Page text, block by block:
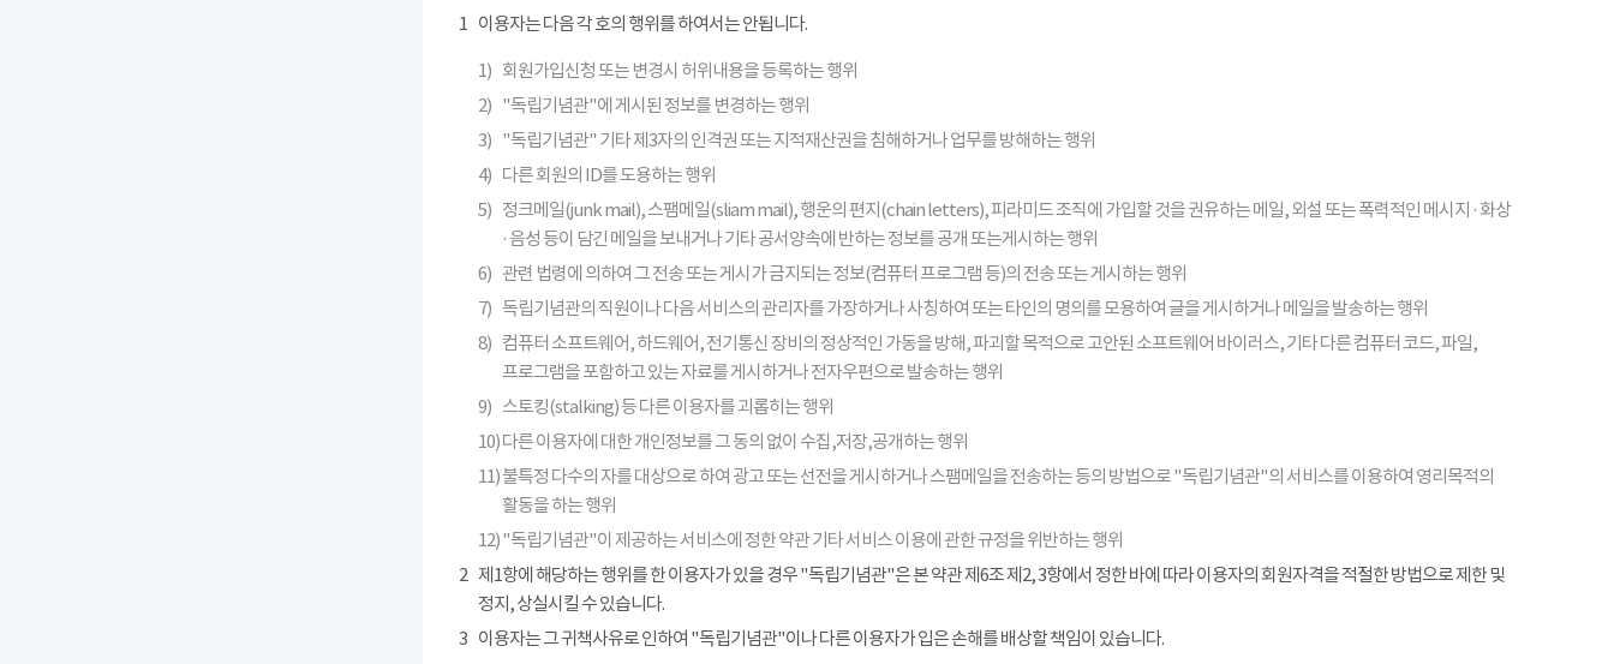
1 이용자는 다음 각 호의 행위를 하여서는 안됩니다.
1) 회원가입신청 또는 변경시 허위내용을 등록하는 행위
2) "독립기념관"에 게시된 정보를 변경하는 행위
3) "독립기념관" 기타 제3자의 인격권 또는 지적재산권을 침해하거나 업무를 방해하는 행위
4) 다른 회원의 ID를 도용하는 행위
5) 정크메일(junk mail), 스팸메일(sliam mail), 행운의 편지(chain letters), 피라미드 조직에 가입할 것을 권유하는 메일, 외설 또는 폭력적인 메시지 · 화상
· 음성 등이 담긴 메일을 보내거나 기타 공서양속에 반하는 정보를 공개 또는게시하는 행위
6) 관련 법령에 의하여 그 전송 또는 게시가 금지되는 정보(컴퓨터 프로그램 등)의 전송 또는 게시하는 행위
7) 독립기념관의 직원이나 다음 서비스의 관리자를 가장하거나 사칭하여 또는 타인의 명의를 모용하여 글을 게시하거나 메일을 발송하는 행위
8) 컴퓨터 소프트웨어, 하드웨어, 전기통신 장비의 정상적인 가동을 방해, 파괴할 목적으로 고안된 소프트웨어 바이러스, 기타 다른 컴퓨터 코드, 파일,
프로그램을 포함하고 있는 자료를 게시하거나 전자우편으로 발송하는 행위
9) 스토킹(stalking) 등 다른 이용자를 괴롭히는 행위
10)다른 이용자에 대한 개인정보를 그 동의 없이 수집,저장,공개하는 행위
11)불특정 다수의 자를 대상으로 하여 광고 또는 선전을 게시하거나 스팸메일을 전송하는 등의 방법으로 "독립기념관"의 서비스를 이용하여 영리목적의
활동을 하는 행위
12)"독립기념관"이 제공하는 서비스에 정한 약관 기타 서비스 이용에 관한 규정을 위반하는 행위
2 제1항에 해당하는 행위를 한 이용자가 있을 경우 "독립기념관"은 본 약관 제6조 제2, 3항에서 정한 바에 따라 이용자의 회원자격을 적절한 방법으로 제한 및
정지, 상실시킬 수 있습니다.
3 이용자는 그 귀책사유로 인하여 "독립기념관"이나 다른 이용자가 입은 손해를 배상할 책임이 있습니다.